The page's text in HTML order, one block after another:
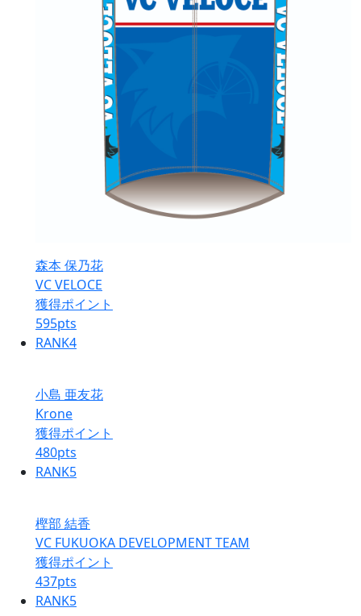
森本 保乃花
VC VELOCE
獲得ポイント
595pts
RANK4
小島 亜友花
Krone
獲得ポイント
480pts
RANK5
樫部 結香
VC FUKUOKA DEVELOPMENT TEAM
獲得ポイント
437pts
RANK5